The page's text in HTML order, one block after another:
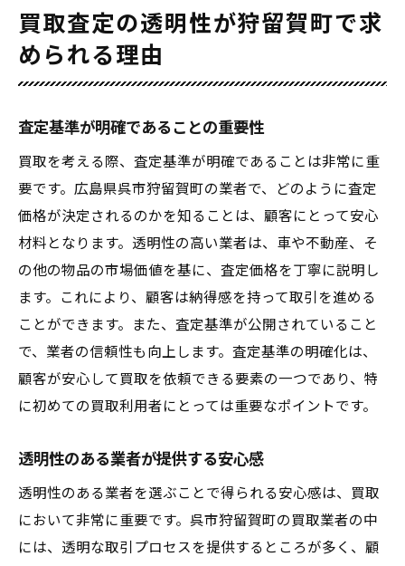
買取査定の透明性が狩留賀町で求
められる理由
査定基準が明確であることの重要性
買取を考える際、査定基準が明確であることは非常に重
要です。広島県呉市狩留賀町の業者で、どのように査定
価格が決定されるのかを知ることは、顧客にとって安心
材料となります。透明性の高い業者は、車や不動産、そ
の他の物品の市場価値を基に、査定価格を丁寧に説明し
ます。これにより、顧客は納得感を持って取引を進める
ことができます。また、査定基準が公開されていること
で、業者の信頼性も向上します。査定基準の明確化は、
顧客が安心して買取を依頼できる要素の一つであり、特
に初めての買取利用者にとっては重要なポイントです。
透明性のある業者が提供する安心感
透明性のある業者を選ぶことで得られる安心感は、買取
において非常に重要です。呉市狩留賀町の買取業者の中
には、透明な取引プロセスを提供するところが多く、顧